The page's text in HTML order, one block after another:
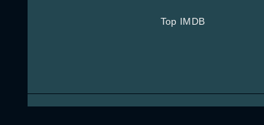
Top IMDB